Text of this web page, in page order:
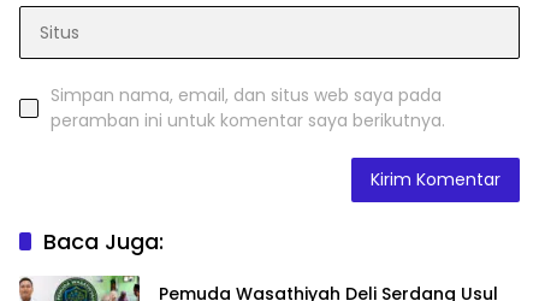
Simpan nama, email, dan situs web saya pada
peramban ini untuk komentar saya berikutnya.
Baca Juga:
Pemuda Wasathiyah Deli Serdang Usul